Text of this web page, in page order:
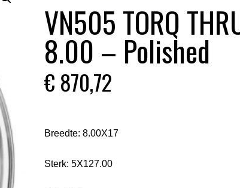
VN505 TORQ
8.00 – Polished
€ 870,72
Breedte: 8.00X17
Sterk: 5X127.00